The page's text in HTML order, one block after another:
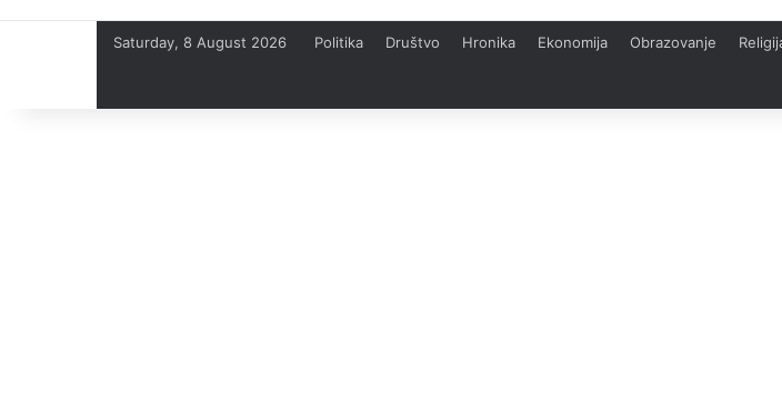
Saturday, 8 August 2026 Politika Društvo Hronika Ekonomija Obrazovanje